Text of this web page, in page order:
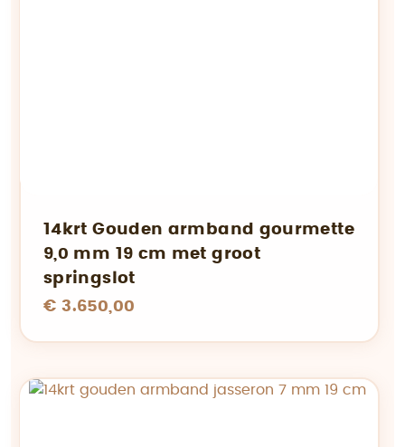
14krt Gouden armband gourmette
9,0 mm 19 cm met groot
springslot
€ 3.650,00